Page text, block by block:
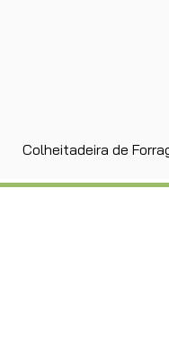
Colheitadeira de